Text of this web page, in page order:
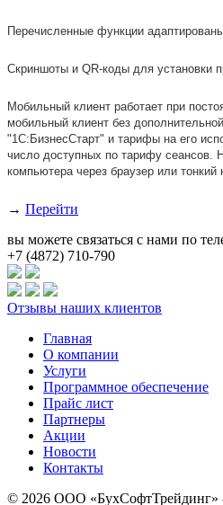
Перечисленные функции
Скриншоты и QR-коды для установки
Мобильный клиент работает при
мобильный клиент без
"1С:БизнесСтарт" и тарифы на его
число доступных по тарифу сеансов.
компьютера через браузер или
→ Перейти
вы можете связаться с нами по
+7 (4872) 710-790
Отзывы наших клиентов
Главная
О компании
Услуги
Программное обеспечение
Прайс лист
Партнеры
Акции
Новости
Контакты
© 2026 ООО «БухСофтТрейдинг» -